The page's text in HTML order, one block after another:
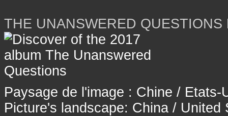
THE UNANSWERED QUESTIONS
Paysage de l'image : Chine /
Picture's landscape: China /